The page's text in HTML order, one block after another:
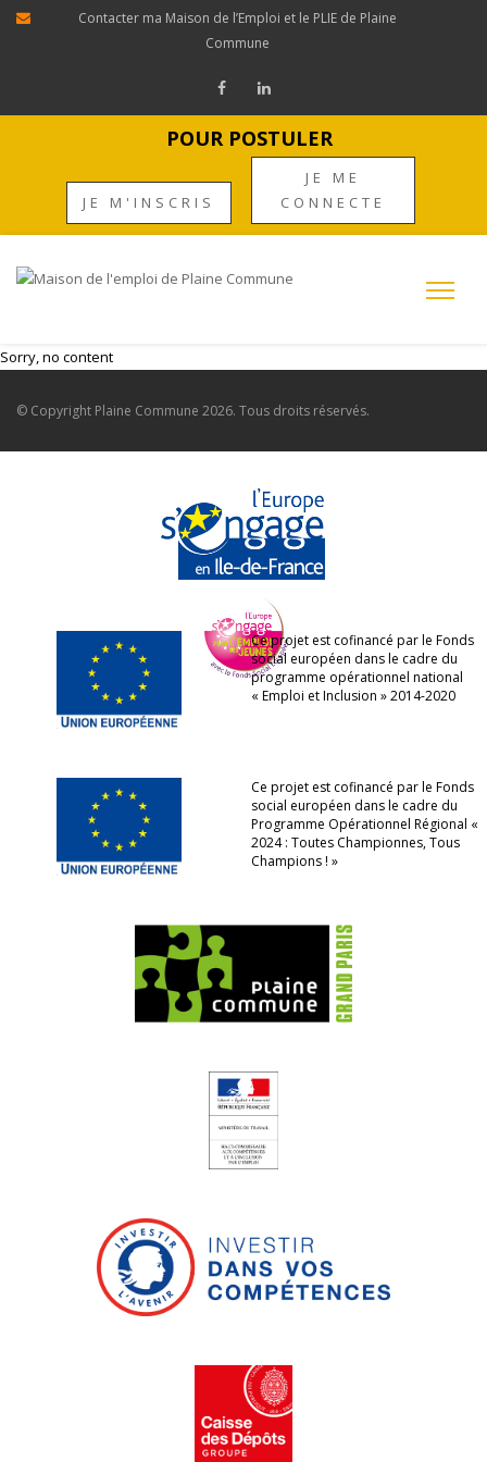
Contacter ma Maison de l’Emploi et le PLIE de Plaine
Commune
POUR POSTULER
JE M'INSCRIS
JE ME
CONNECTE
Sorry, no content
© Copyright Plaine Commune 2026. Tous droits réservés.
Ce projet est cofinancé par le Fonds
social européen dans le cadre du
programme opérationnel national
« Emploi et Inclusion » 2014-2020
Ce projet est cofinancé par le Fonds
social européen dans le cadre du
Programme Opérationnel Régional «
2024 : Toutes Championnes, Tous
Champions ! »